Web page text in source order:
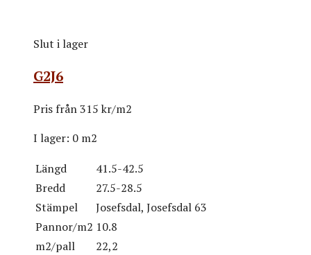
Slut i lager
G2J6
Pris från315 kr/m2
I lager: 0 m2
Längd
41.5-42.5
Bredd
27.5-28.5
Stämpel
Josefsdal, Josefsdal 63
Pannor/m2 10.8
m2/pall
22,2